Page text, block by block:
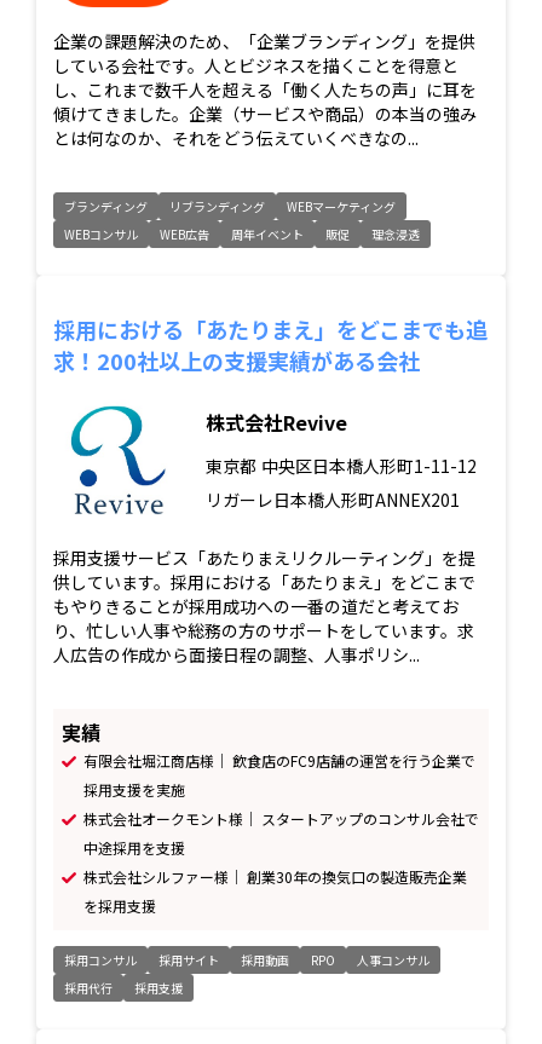
企業の課題解決のため、「企業ブランディング」を提供
している会社です。人とビジネスを描くことを得意と
し、これまで数千人を超える「働く人たちの声」に耳を
傾けてきました。企業（サービスや商品）の本当の強み
とは何なのか、それをどう伝えていくべきなの...
ブランディング リブランディング
WEBマーケティング
WEBコンサル
WEB広告 周年イベント 販促 理念浸透
採用における「あたりまえ」をどこまでも追
求！200社以上の支援実績がある会社
株式会社Revive
東京都 中央区日本橋人形町1-11-12
リガーレ日本橋人形町ANNEX201
採用支援サービス「あたりまえリクルーティング」を提
供しています。採用における「あたりまえ」をどこまで
もやりきることが採用成功への一番の道だと考えてお
り、忙しい人事や総務の方のサポートをしています。求
人広告の作成から面接日程の調整、人事ポリシ...
実績
有限会社堀江商店様｜ 飲食店のFC9店舗の運営を行う企業で
採用支援を実施
株式会社オークモント様｜ スタートアップのコンサル会社で
中途採用を支援
株式会社シルファー様｜ 創業30年の換気口の製造販売企業
を採用支援
採用コンサル 採用サイト 採用動画 RPO
人事コンサル
採用代行
採用支援